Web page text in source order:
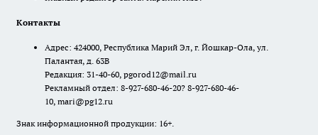
Контакты
Адрес: 424000, Республика Марий Эл, г. Йошкар-Ола, ул.
Палантая, д. 63В
Редакция: 31-40-60, pgorod12@mail.ru
Рекламный отдел: 8-927-680-46-20? 8-927-680-46-
10, mari@pg12.ru
Знак информационной продукции: 16+.